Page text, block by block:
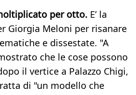
per otto. E’ la
Giorgia Meloni per risanare
e dissestate. "A
che le cose possono
il vertice a Palazzo Chigi,
di "un modello che